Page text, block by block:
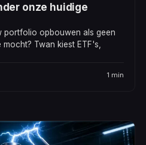
onze huidige
portfolio opbouwen als geen
Twan kiest ETF's,
1 min